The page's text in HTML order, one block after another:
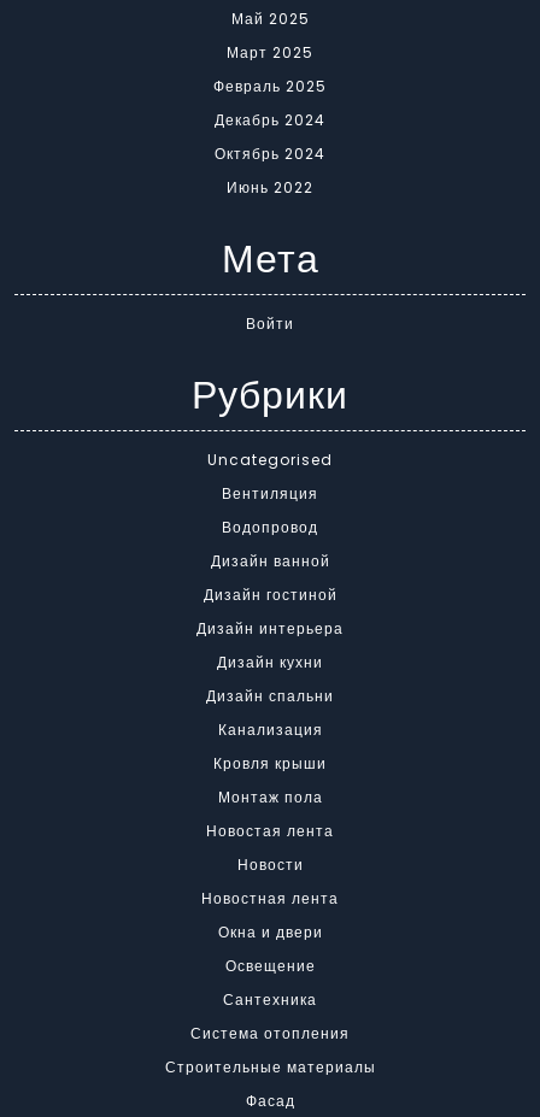
Май 2025
Март 2025
Февраль 2025
Декабрь 2024
Октябрь 2024
Июнь 2022
Мета
Войти
Рубрики
Uncategorised
Вентиляция
Водопровод
Дизайн ванной
Дизайн гостиной
Дизайн интерьера
Дизайн кухни
Дизайн спальни
Канализация
Кровля крыши
Монтаж пола
Новостая лента
Новости
Новостная лента
Окна и двери
Освещение
Сантехника
Система отопления
Строительные материалы
Фасад